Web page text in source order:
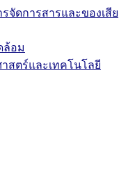
จัดการสารและของเสีย
ล้อม
สตร์และเทคโนโลยี